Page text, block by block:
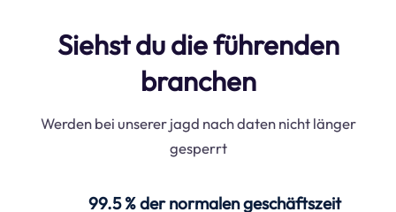
Siehst du die führenden
branchen
Werden bei unserer jagd nach daten nicht länger
gesperrt
99.5 % der normalen geschäftszeit